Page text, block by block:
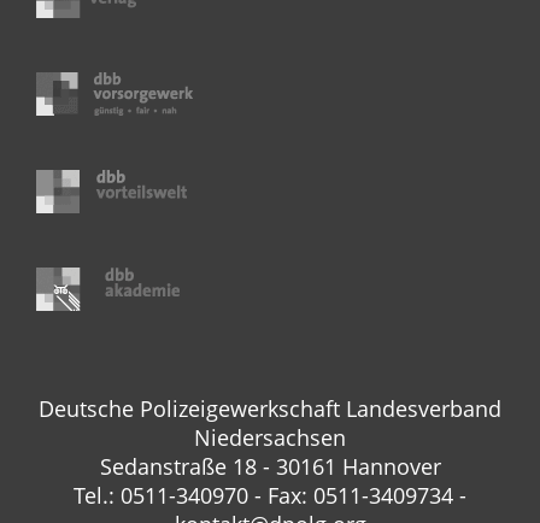
Deutsche Polizeigewerkschaft Landesverband
Niedersachsen
Sedanstraße 18 - 30161 Hannover
Tel.: 0511-340970 - Fax: 0511-3409734 -